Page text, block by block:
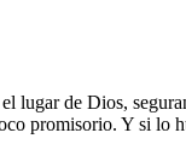
lugar de Dios,
promisorio. Y si